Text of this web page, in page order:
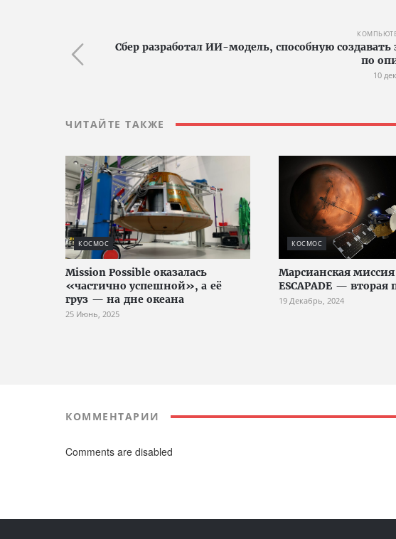
Сбер разработал ИИ-модель, способную создавать
по
10
ЧИТАЙТЕ ТАКЖЕ
КОСМОС
Mission Possible оказалась
«частично успешной», а её
груз — на дне океана
25 Июнь, 2025
КОСМОС
Марсианская миссия
ESCAPADE — вторая
19 Декабрь, 2024
КОММЕНТАРИИ
Comments are disabled